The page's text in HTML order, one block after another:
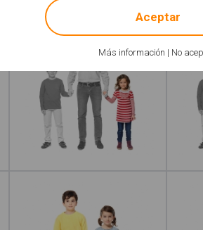
acerca de "Niña"
Leer más
Hermana
Más información | No
Aceptar